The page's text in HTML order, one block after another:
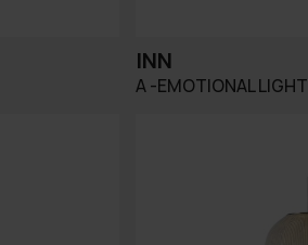
INN
A -EMOTIONAL LIGHT